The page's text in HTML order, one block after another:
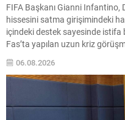
FIFA Başkanı Gianni Infantino,
hissesini satma girişimindeki
içindeki destek sayesinde istifa
Fas’ta yapılan uzun kriz
ulusal federasyonlara verilen
eleştirilere...
06.08.2026